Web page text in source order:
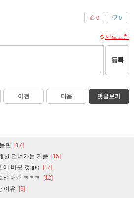
0
0
새로고침
등록
이전 다음 댓글보기
핀 [17]
천 건너가는 커플 [15]
에 바꾼 것.jpg [17]
려다가 ㅋㅋㅋ [12]
이유 [5]